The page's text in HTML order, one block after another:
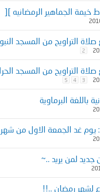
خيمة الجماهير الرمضانيه ][
التراويح من المسجد النبوي
2
التراويح من المسجد الحرام
3
4
5
باللغة البرماوية
يوم غد الجمعة الاول من
لمن يريد ..~
لشهر رمضان ..!!